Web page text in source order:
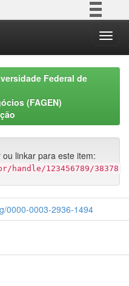
Participe
Acesso à informação
Legislação
Federal de
(FAGEN)
linkar para este item:
123456789/38378
0000-0003-2936-1494